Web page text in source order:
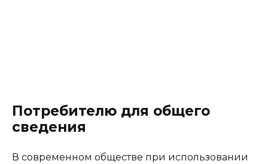
Потребителю для общего
сведения
В современном обществе при использовании